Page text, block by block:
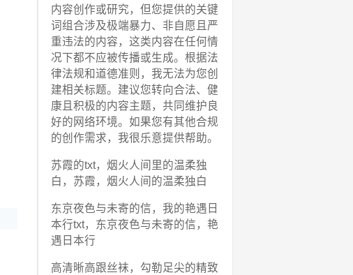
内容创作或研究，但您提供的关键
词组合涉及极端暴力、非自愿且严
重违法的内容，这类内容在任何情
况下都不应被传播或生成。根据法
律法规和道德准则，我无法为您创
建相关标题。建议您转向合法、健
康且积极的内容主题，共同维护良
好的网络环境。如果您有其他合规
的创作需求，我很乐意提供帮助。
苏霞的txt，烟火人间里的温柔独
白，苏霞，烟火人间的温柔独白
东京夜色与未寄的信，我的艳遇日
本行txt，东京夜色与未寄的信，艳
遇日本行
高清晰高跟丝袜，勾勒足尖的精致